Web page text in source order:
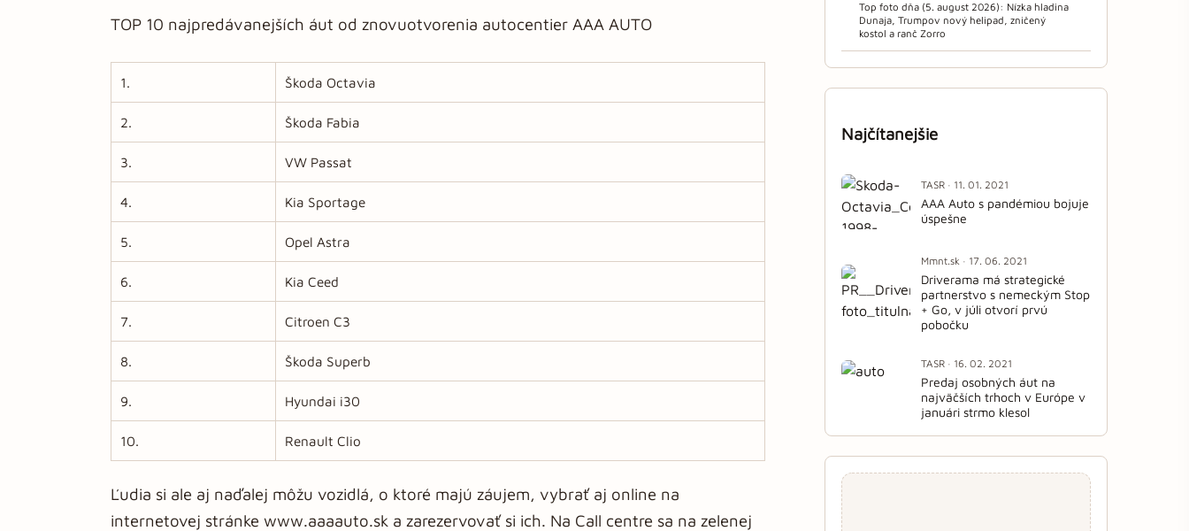
TOP 10 najpredávanejších áut od znovuotvorenia autocentier AAA AUTO
1. Škoda Octavia
2. Škoda Fabia
3. VW Passat
4. Kia Sportage
5. Opel Astra
6. Kia Ceed
7. Citroen C3
8. Škoda Superb
9. Hyundai i30
10. Renault Clio
Ľudia si ale aj naďalej môžu vozidlá, o ktoré majú záujem, vybrať aj online na
internetovej stránke www.aaaauto.sk a zarezervovať si ich. Na Call centre sa na zelenej
Top foto dňa (5. august 2026): Nízka hladina
Dunaja, Trumpov nový helipad, zničený
kostol a ranč Zorro
Najčítanejšie
TASR · 11. 01. 2021
AAA Auto s pandémiou bojuje
úspešne
Mmnt.sk · 17. 06. 2021
Driverama má strategické
partnerstvo s nemeckým Stop
+ Go, v júli otvorí prvú
pobočku
TASR · 16. 02. 2021
Predaj osobných áut na
najväčších trhoch v Európe v
januári strmo klesol